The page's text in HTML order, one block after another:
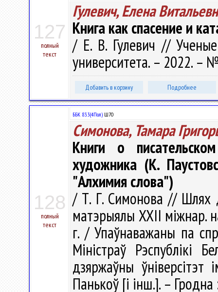
127
полный
текст
Гулевич, Елена
Книга как спасение и
/ Е. В. Гулевич // Ученые
университета. – 2022. –
Добавить в корзину Подробнее
128
полный
текст
ББК 83.3(4Пол) Ш70
Симонова, Тамара
Книги о
художника (К.
"Алхимия слова")
/ Т. Г. Симонова // Шлях
матэрыялы XXII міжнар.
г. / Упаўнаважаны па
Міністраў Рэспублікі
дзяржаўны
Панькоў [і інш.]. –